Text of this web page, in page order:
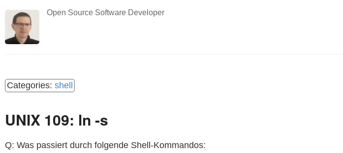
Open Source Software Developer
shell
UNIX 109: ln -s
Q: Was passiert durch folgende Shell-Kommandos: